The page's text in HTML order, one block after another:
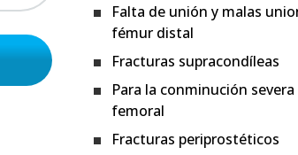
Falta de unión y malas
fémur distal
Fracturas supracondíleas
Para la conminución
femoral
Fracturas periprostéticos